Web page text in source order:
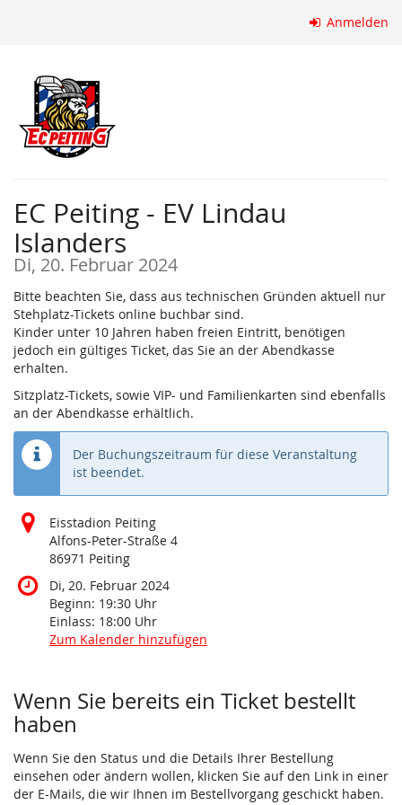
Anmelden
EC Peiting - EV Lindau
Islanders
Di, 20. Februar 2024
Bitte beachten Sie, dass aus technischen Gründen aktuell nur
Stehplatz-Tickets online buchbar sind.
Kinder unter 10 Jahren haben freien Eintritt, benötigen
jedoch ein gültiges Ticket, das Sie an der Abendkasse
erhalten.
Sitzplatz-Tickets, sowie VIP- und Familienkarten sind ebenfalls
an der Abendkasse erhältlich.
Der Buchungszeitraum für diese Veranstaltung
ist beendet.
Eisstadion Peiting
Alfons-Peter-Straße 4
86971 Peiting
Di, 20. Februar 2024
Beginn: 19:30 Uhr
Einlass: 18:00 Uhr
Zum Kalender hinzufügen
Wenn Sie bereits ein Ticket bestellt
haben
Wenn Sie den Status und die Details Ihrer Bestellung
einsehen oder ändern wollen, klicken Sie auf den Link in einer
der E-Mails, die wir Ihnen im Bestellvorgang geschickt haben.